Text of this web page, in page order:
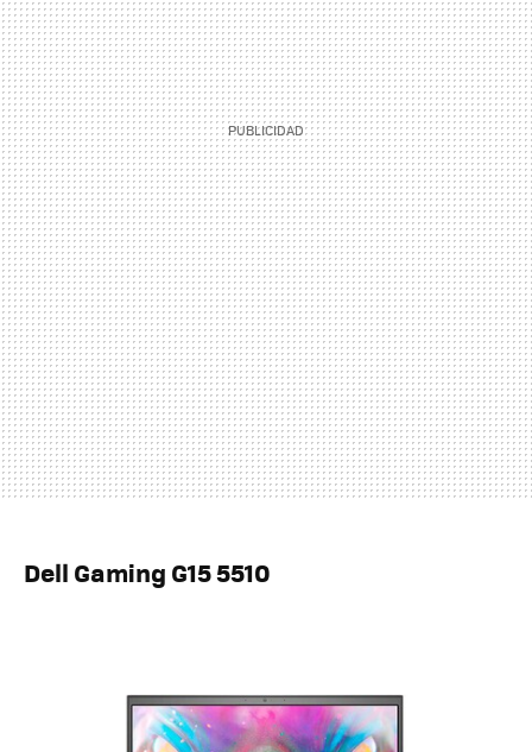
Dell Gaming G15 5510